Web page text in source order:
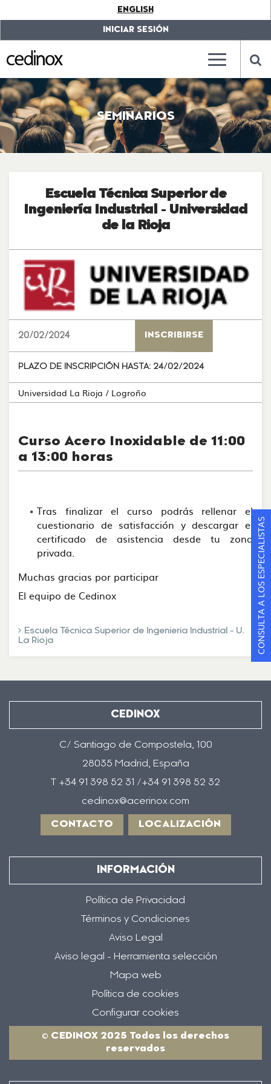
label.access.jump.content???
???
label.access.jump.header???
label.access.jump.footer???
???
label.access.jump.menu???
ENGLISH
INICIAR SESIÓN
???
???
SEMINARIOS
Escuela Técnica Superior de
Ingeniería Industrial - Universidad
de la Rioja
20/02/2024 INSCRIBIRSE
PLAZO DE INSCRIPCIÓN HASTA: 24/02/2024
Universidad La Rioja / Logroño
Curso Acero Inoxidable de 11:00
a 13:00 horas
Tras finalizar el curso podrás rellenar el
cuestionario de satisfacción y descargar el
certificado de asistencia desde tu zona
privada.
Muchas gracias por participar
El equipo de Cedinox
Escuela Técnica Superior de Ingenieria Industrial - U.
La Rioja
CEDINOX
C/ Santiago de Compostela, 100
28035 Madrid, España
T +34 91 398 52 31 /+34 91 398 52 32
cedinox@acerinox.com
CONTACTO LOCALIZACIÓN
INFORMACIÓN
Política de Privacidad
Términos y Condiciones
Aviso Legal
Aviso legal - Herramienta selección
Mapa web
Política de cookies
Configurar cookies
© CEDINOX 2025 Todos los derechos
reservados
CONSULTA A LOS ESPECIALISTAS